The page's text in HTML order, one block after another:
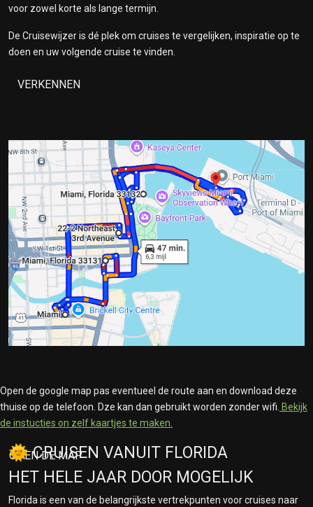
voor zowel korte als lange termijn.
De Cruisewijzer is dé plek om cruises te vergelijken, inspiratie op te
doen en uw volgende cruise te vinden.
VERKENNEN
Open de google map pas eventueel de route aan en download deze
thuise op de telefoon. Dze kan dan gebruikt worden zonder wifi. Bekijk
de instucties on zelf kaartjes te maken.
OPEN DE MAP
🌞 CRUISEN VANUIT FLORIDA
HET HELE JAAR DOOR MOGELIJK
Florida is een van de belangrijkste vertrekpunten voor cruises naar